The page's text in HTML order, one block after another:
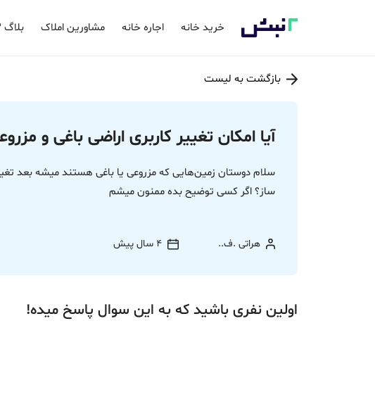
خرید خانه اجاره خانه مشاورین املاک بلاگ ۲نبش
بازگشت به لیست
آیا امکان تغییر کاربری اراضی باغی و
سلام دوستان زمین‌هایی که مزروعی یا باغی هستند میشه بعد
ساز؟ اگر کسی توضیح بده ممنون میشم
هراتی .ف.. 4 سال پیش
اولین نفری باشید که به این سوال پاسخ میده!